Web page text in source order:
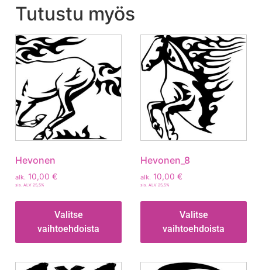
Tutustu myös
Hevonen
alk. 10,00 €
sis. ALV 25,5%
Valitse
vaihtoehdoista
Hevonen_8
alk. 10,00 €
sis. ALV 25,5%
Valitse
vaihtoehdoista